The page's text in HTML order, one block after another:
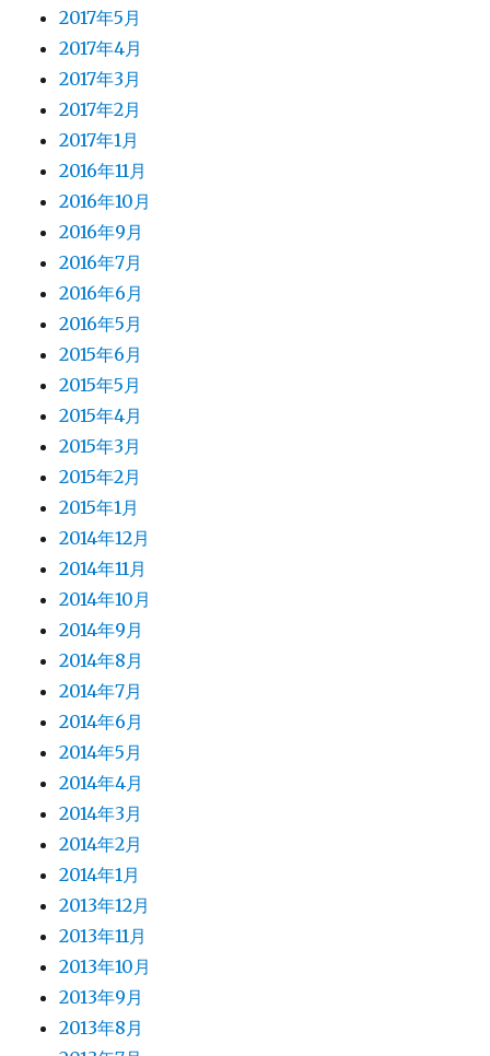
2017年5月
2017年4月
2017年3月
2017年2月
2017年1月
2016年11月
2016年10月
2016年9月
2016年7月
2016年6月
2016年5月
2015年6月
2015年5月
2015年4月
2015年3月
2015年2月
2015年1月
2014年12月
2014年11月
2014年10月
2014年9月
2014年8月
2014年7月
2014年6月
2014年5月
2014年4月
2014年3月
2014年2月
2014年1月
2013年12月
2013年11月
2013年10月
2013年9月
2013年8月